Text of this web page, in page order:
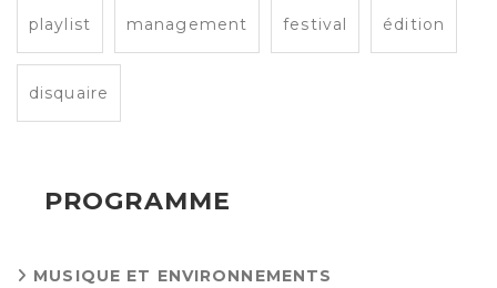
playlist management festival édition
disquaire
PROGRAMME
MUSIQUE ET ENVIRONNEMENTS